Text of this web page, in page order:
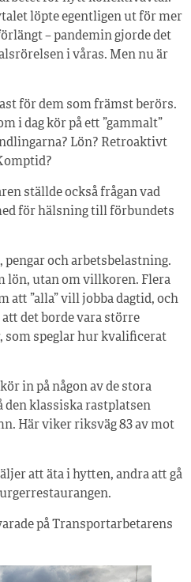
löpte egentligen ut för mer
– pandemin gjorde det
i våras. Men nu är
för dem som främst berörs.
i dag kör på ett ”gammalt”
Lön? Retroaktivt
ställde också frågan vad
för hälsning till förbundets
pengar och arbetsbelastning.
lön, utan om villkoren. Flera
att ”alla” vill jobba dagtid, och
det borde vara större
speglar hur kvalificerat
in på någon av de stora
den klassiska rastplatsen
Här viker riksväg 83 av mot
att äta i hytten, andra att gå
på Transportarbetarens